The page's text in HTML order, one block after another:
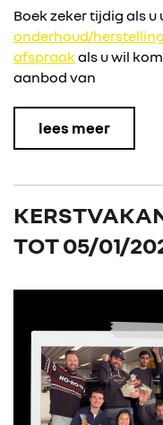
Boek zeker tijdig als
onderhoud/herstelling
afspraakals u wil
aanbod van
lees meer
TOT 05/01/